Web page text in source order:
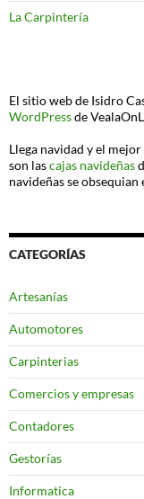
La Carpintería
El sitio web de Isidro
WordPressde
Llega navidad y el
son lascajas navideñas
navideñas se obsequian
CATEGORÍAS
Artesanías
Automotores
Carpinterias
Comercios y empresas
Contadores
Gestorías
Informatica